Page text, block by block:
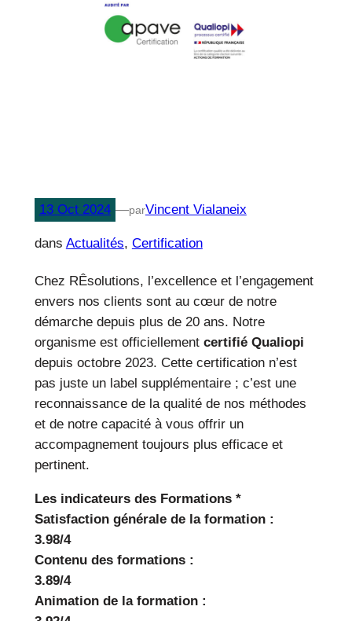
13 Oct 2024 —parVincent Vialaneix
dans Actualités, Certification
Chez RÊsolutions, l’excellence et l’engagement
envers nos clients sont au cœur de notre
démarche depuis plus de 20 ans. Notre
organisme est officiellement certifié Qualiopi
depuis octobre 2023. Cette certification n’est
pas juste un label supplémentaire ; c’est une
reconnaissance de la qualité de nos méthodes
et de notre capacité à vous offrir un
accompagnement toujours plus efficace et
pertinent.
Les indicateurs des Formations *
Satisfaction générale de la formation :
3.98/4
Contenu des formations :
3.89/4
Animation de la formation :